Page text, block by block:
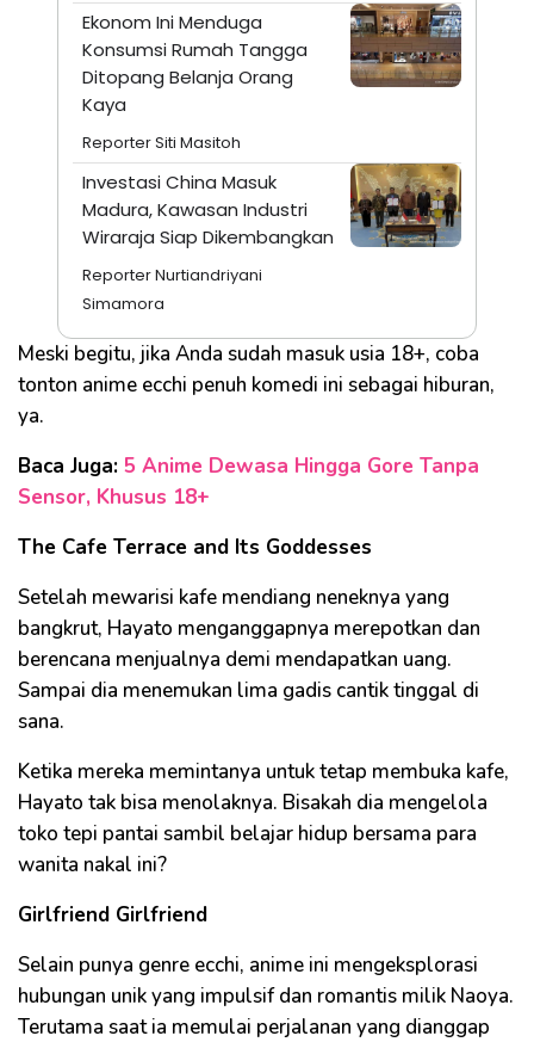
Ekonom Ini Menduga
Konsumsi Rumah Tangga
Ditopang Belanja Orang
Kaya
Reporter Siti Masitoh
Investasi China Masuk
Madura, Kawasan Industri
Wiraraja Siap Dikembangkan
Reporter Nurtiandriyani
Simamora
Meski begitu, jika Anda sudah masuk usia 18+, coba
tonton anime ecchi penuh komedi ini sebagai hiburan,
ya.
Baca Juga: 5 Anime Dewasa Hingga Gore Tanpa
Sensor, Khusus 18+
The Cafe Terrace and Its Goddesses
Setelah mewarisi kafe mendiang neneknya yang
bangkrut, Hayato menganggapnya merepotkan dan
berencana menjualnya demi mendapatkan uang.
Sampai dia menemukan lima gadis cantik tinggal di
sana.
Ketika mereka memintanya untuk tetap membuka kafe,
Hayato tak bisa menolaknya. Bisakah dia mengelola
toko tepi pantai sambil belajar hidup bersama para
wanita nakal ini?
Girlfriend Girlfriend
Selain punya genre ecchi, anime ini mengeksplorasi
hubungan unik yang impulsif dan romantis milik Naoya.
Terutama saat ia memulai perjalanan yang dianggap